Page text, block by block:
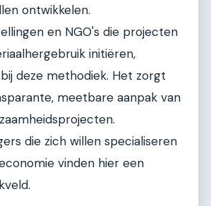
ontwikkelen.
en NGO's die projecten
initiëren,
deze methodiek. Het zorgt
meetbare aanpak van
die zich willen specialiseren
vinden hier een